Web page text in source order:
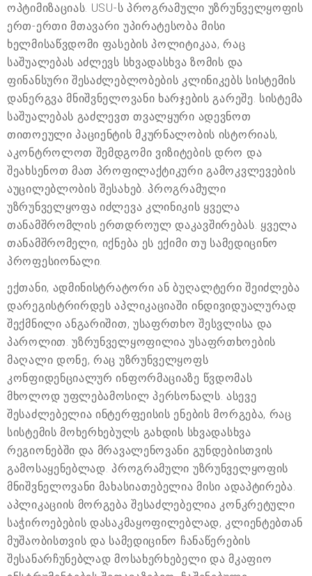
ოპტიმიზაციას. USU-ს პროგრამული უზრუნველყოფის
ერთ-ერთი მთავარი უპირატესობა მისი
ხელმისაწვდომი ფასების პოლიტიკაა, რაც
საშუალებას აძლევს სხვადასხვა ზომის და
ფინანსური შესაძლებლობების კლინიკებს სისტემის
დანერგვა მნიშვნელოვანი ხარჯების გარეშე. სისტემა
საშუალებას გაძლევთ თვალყური ადევნოთ
თითოეული პაციენტის მკურნალობის ისტორიას,
აკონტროლოთ შემდგომი ვიზიტების დრო და
შეახსენოთ მათ პროფილაქტიკური გამოკვლევების
აუცილებლობის შესახებ. პროგრამული
უზრუნველყოფა იძლევა კლინიკის ყველა
თანამშრომლის ერთდროულ დაკავშირებას. ყველა
თანამშრომელი, იქნება ეს ექიმი თუ სამედიცინო
პროფესიონალი.
ექთანი, ადმინისტრატორი ან ბუღალტერი შეიძლება
დარეგისტრირდეს აპლიკაციაში ინდივიდუალურად
შექმნილი ანგარიშით, უსაფრთხო შესვლისა და
პაროლით. უზრუნველყოფილია უსაფრთხოების
მაღალი დონე, რაც უზრუნველყოფს
კონფიდენციალურ ინფორმაციაზე წვდომას
მხოლოდ უფლებამოსილ პერსონალს. ასევე
შესაძლებელია ინტერფეისის ენების მორგება, რაც
სისტემის მოხერხებულს გახდის სხვადასხვა
რეგიონებში და მრავალენოვანი გუნდებისთვის
გამოსაყენებლად. პროგრამული უზრუნველყოფის
მნიშვნელოვანი მახასიათებელია მისი ადაპტირება.
აპლიკაციის მორგება შესაძლებელია კონკრეტული
საჭიროებების დასაკმაყოფილებლად, კლიენტებთან
მუშაობისთვის და სამედიცინო ჩანაწერების
შესანარჩუნებლად მოსახერხებელი და მკაფიო